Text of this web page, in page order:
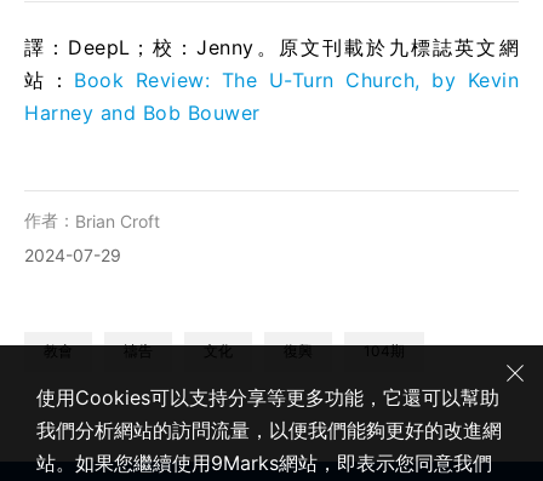
譯：DeepL；校：Jenny。原文刊載於九標誌英文網
站： Book Review: The U-Turn Church, by Kevin
Harney and Bob Bouwer
作者： Brian Croft
2024-07-29
教會 禱告 文化 復興 104期
使用Cookies可以支持分享等更多功能，它還可以幫助
我們分析網站的訪問流量，以便我們能夠更好的改進網
站。如果您繼續使用9Marks網站，即表示您同意我們